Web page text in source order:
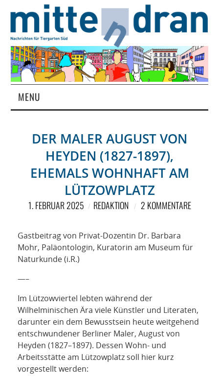
MENU
MAGAZIN
ÜBER UNS
SPONSORING
DER MALER AUGUST VON
HEYDEN (1827-1897),
EHEMALS WOHNHAFT AM
LÜTZOWPLATZ
1. FEBRUAR 2025 REDAKTION 2 KOMMENTARE
Gastbeitrag von Privat-Dozentin Dr. Barbara
Mohr, Paläontologin, Kuratorin am Museum für
Naturkunde (i.R.)
—–
Im Lützowviertel lebten während der
Wilhelminischen Ära viele Künstler und Literaten,
darunter ein dem Bewusstsein heute weitgehend
entschwundener Berliner Maler, August von
Heyden (1827–1897). Dessen Wohn- und
Arbeitsstätte am Lützowplatz soll hier kurz
vorgestellt werden: